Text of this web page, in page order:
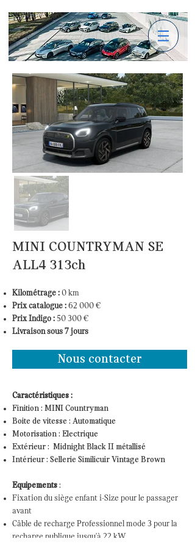
MINI COUNTRYMAN SE
ALL4 313ch
Kilométrage : 0 km
Prix catalogue : 62 000 €
Prix Indigo : 50 300 €
Livraison sous 7 jours
Nous contacter
Caractéristiques :
Finition : MINI Countryman
Boite de vitesse : Automatique
Motorisation : Electrique
Extérieur : Midnight Black II métallisé
Intérieur : Sellerie Similicuir Vintage Brown
Equipements :
Fixation du siège enfant i-Size pour le passager
avant
Câble de recharge Professionnel mode 3 pour la
recharge publique jusqu'à 22 kW